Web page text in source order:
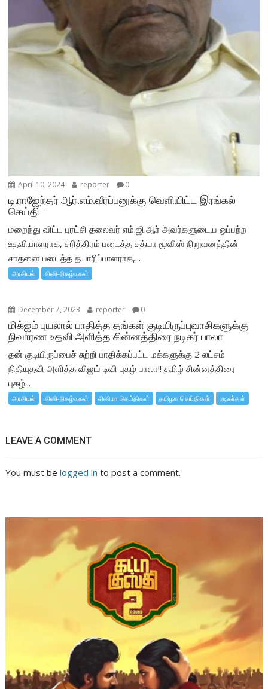
April 10, 2024 reporter 0
டி.ராஜேந்தர் ஆர்.எம்.வீரப்பனுக்கு வெளியிட்ட இரங்கல்
செய்தி
மறைந்து விட்ட புரட்சி தலைவர் எம்.ஜி.ஆர் அவர்களுடைய ஒப்பற்ற
உதவியாளராக, சரித்திரம் படைத்த சத்யா மூவிஸ் நிறுவனத்தின்
சாதனை படைத்த தயாரிப்பாளராக,...
அரசியல் சினி-நிகழ்வுகள்
December 7, 2023 reporter 0
மிக்ஜம் புயலால் பாதித்த தங்கள் குடியிருப்புவாசிகளுக்கு
நிவாரண உதவி அளித்த சின்னத்திரை நடிகர் பாலா
தன் குடியிருப்பைச் சுற்றி பாதிக்கப்பட்ட மக்களுக்கு 2 லட்சம்
நிதியுதவி அளித்த விஜய் டிவி புகழ் பாலா!! தமிழ் சின்னத்திரை
புகழ்...
அரசியல் சினி-நிகழ்வுகள் சினிமா செய்திகள் தமிழக செய்திகள் நடிகர்கள்
LEAVE A COMMENT
You must belogged in to post a comment.